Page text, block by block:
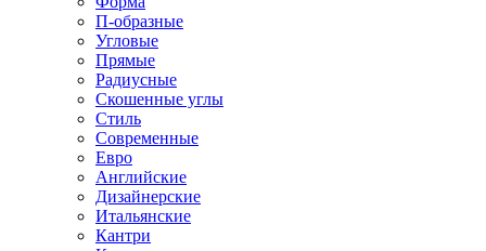
П-образные
Угловые
Прямые
Радиусные
Скошенные углы
Стиль
Современные
Евро
Английские
Дизайнерские
Итальянские
Кантри